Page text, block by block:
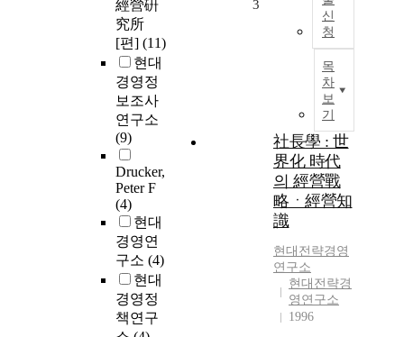
經營硏
究所
[편] (11)
현대
경영정
보조사
연구소
(9)
Drucker,
Peter F
(4)
현대
경영연
구소 (4)
현대
경영정
책연구
신
청
목
차
보
기
3
社長學 : 世
界化 時代
의 經營戰
略ㆍ經營知
識
현대 전략경영
연구소
현대전략경
영연구소
1996